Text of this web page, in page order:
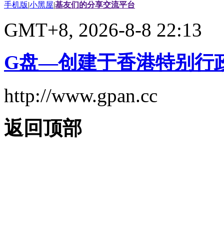
手机版|小黑屋|基友们的分享交流平台
GMT+8, 2026-8-8 22:13
G盘—创建于香港特别行
http://www.gpan.cc
返回顶部